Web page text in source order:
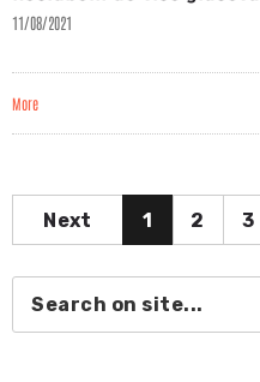
11/08/2021
More
Next 1 2 3